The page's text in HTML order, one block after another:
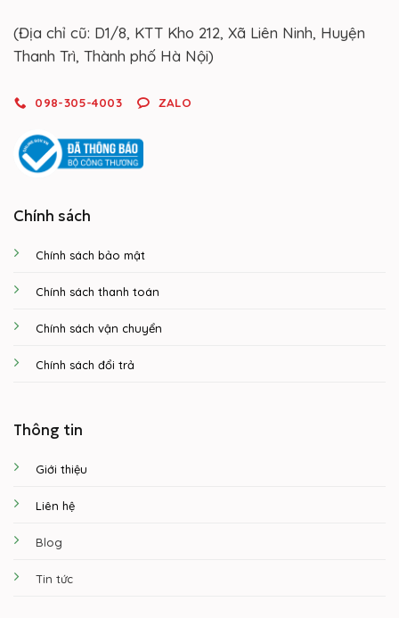
(Địa chỉ cũ: D1/8, KTT Kho 212, Xã Liên Ninh, Huyện
Thanh Trì, Thành phố Hà Nội)
098-305-4003 ZALO
Chính sách
Chính sách bảo mật
Chính sách thanh toán
Chính sách vận chuyển
Chính sách đổi trả
Thông tin
Giới thiệu
Liên hệ
Blog
Tin tức